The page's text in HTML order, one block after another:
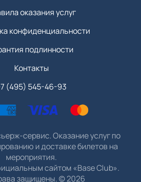
оказания услуг
конфиденциальности
подлинности
Контакты
(495) 545-46-93
сервис. Оказание услуг по
и доставке билетов на
мероприятия.
сайтом «Base Club».
защищены.©2026